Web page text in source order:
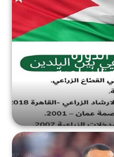
الدورة
الزراعية